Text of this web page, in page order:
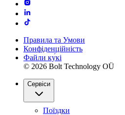
Правила та Умови
Конфіденційність
Файли ку́кі
© 2026 Bolt Technology OÜ
Сервіси
Поїздки